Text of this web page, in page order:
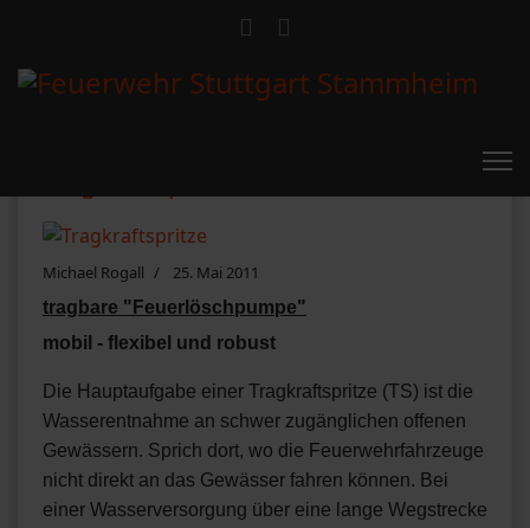
Michael Rogall 25. Mai 2011
tragbare "Feuerlöschpumpe"
mobil - flexibel und robust
Die Hauptaufgabe einer Tragkraftspritze (TS) ist die
Wasserentnahme an schwer zugänglichen offenen
Gewässern. Sprich dort, wo die Feuerwehrfahrzeuge
nicht direkt an das Gewässer fahren können. Bei
einer Wasserversorgung über eine lange Wegstrecke